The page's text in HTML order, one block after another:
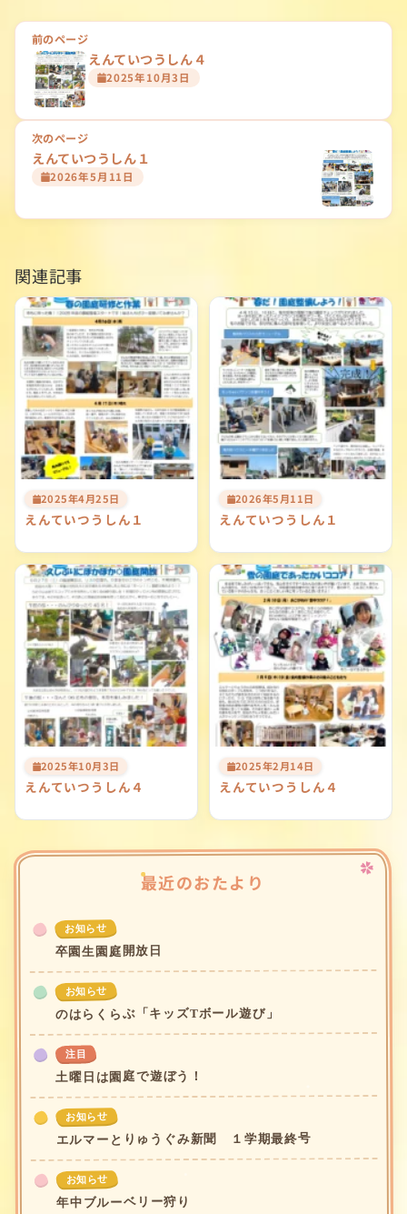
投
ビ
ゲ
ー
シ
ン
前のページ
えんていつうしん４
2025年10月3日
次のページ
えんていつうしん１
2026年5月11日
関連記事
2025年4月25日
えんていつうしん１
2026年5月11日
えんていつうしん１
2025年10月3日
えんていつうしん４
2025年2月14日
えんていつうしん４
最近のおたより
お知らせ
卒園生園庭開放日
お知らせ
のはらくらぶ「キッズTボール遊び」
注目
土曜日は園庭で遊ぼう！
お知らせ
エルマーとりゅうぐみ新聞 １学期最終号
お知らせ
年中ブルーベリー狩り